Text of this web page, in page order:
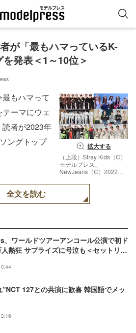
が「最もハマっているK-
発表＜1～10位＞
拡大する
（上段）Stray Kids（C）
モデルプレス、
NewJeans（C）2022
Reserved.（中段）NCT
TOGETHER （下段）
もハマって
ーマにウェ
者が2023年
ングトップ
全文を読む
ワールドツアーアンコール公演で初ド
熱狂 サプライズに号泣も＜セットリス
”NCT 127との共演に歓喜 韓国語でメッ